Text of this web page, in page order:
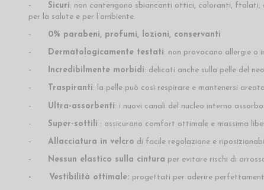
- Sicuri: non contengono sbiancanti ottici, coloranti,
per la salute e per l’ambiente.
- 0% parabeni, profumi, lozioni, conservanti
- Dermatologicamente testati: non provocano allergie o
- Incredibilmente morbidi: delicati anche sulla pelle del
- Traspiranti: la pelle può così respirare e mantenersi areata
- Ultra-assorbenti: i nuovi canali del nucleo interno
- Super-sottili : assicurano comfort ottimale e massima
- Allacciatura in velcro di facile regolazione e
- Nessun elastico sulla cintura per evitare rischi di
- Vestibilità ottimale: progettati per aderire